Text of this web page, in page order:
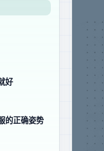
就好
服的正确姿势